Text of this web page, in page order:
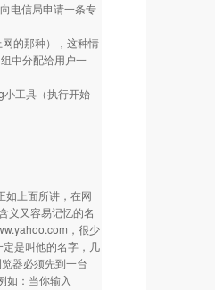
电信局申请一条专
的那种），这种情
中分配给用户一
小工具（执行开始
如上面所讲，在网
义又容易记忆的名
，很少
是叫他的名字，几
器必须先到一台
如：当你输入